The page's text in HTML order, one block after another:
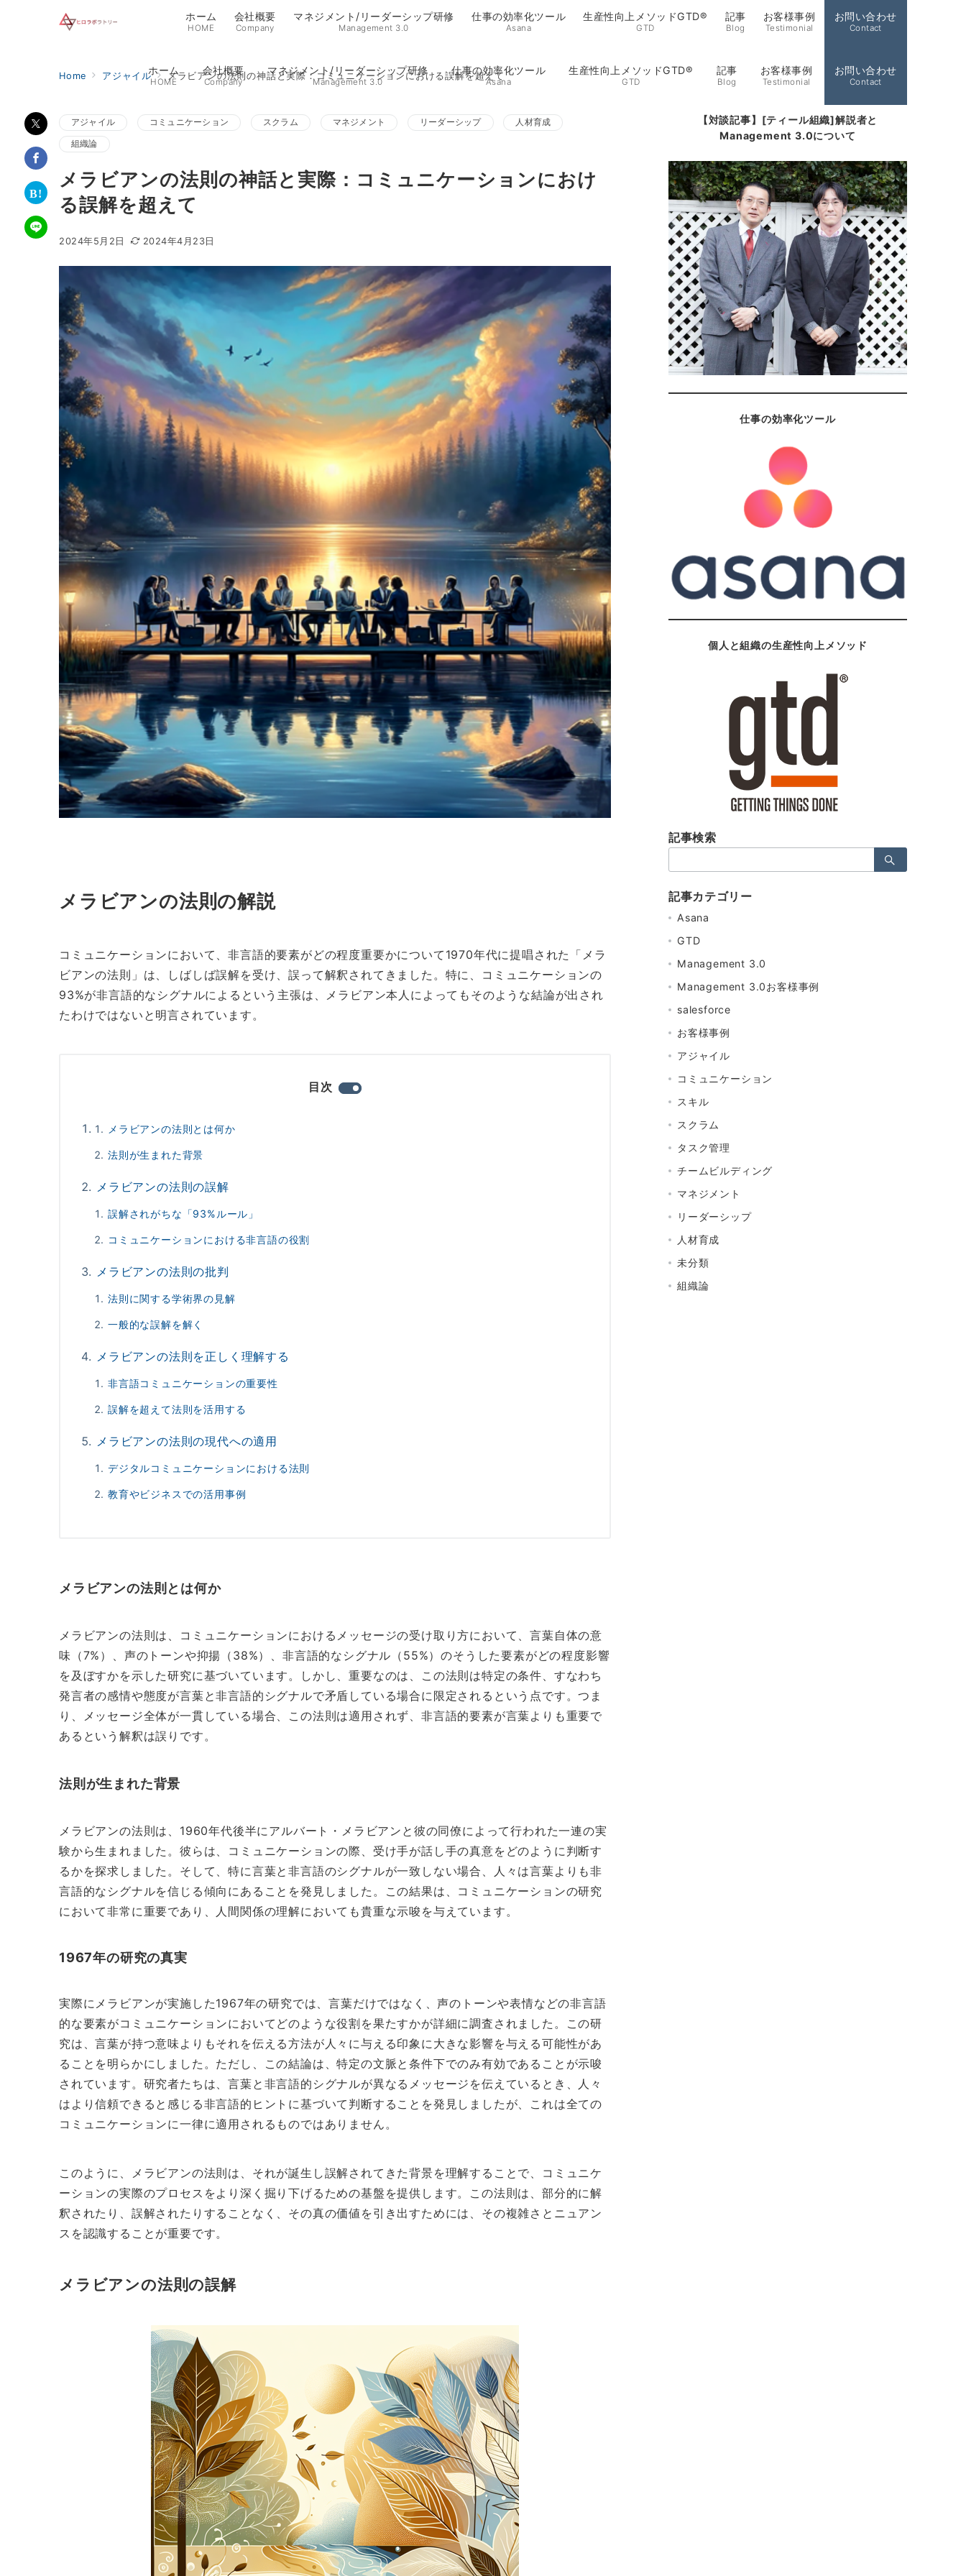
ホーム
HOME
会社概要
Company
マネジメント/リーダーシップ研修
Management 3.0
仕事の効率化ツール
Asana
生産性向上メソッドGTD®
GTD
記事
Blog
お客様事例
Testimonial
お問い合わせ
Contact
ホーム
HOME
会社概要
Company
マネジメント/リーダーシップ研修
Management 3.0
仕事の効率化ツール
Asana
生産性向上メソッドGTD®
GTD
記事
Blog
お客様事例
Testimonial
お問い合わせ
Contact
Home アジャイル メラビアンの法則の神話と実際：コミュニケーションにおける誤解を超えて
アジャイル コミュニケーション スクラム マネジメント リーダーシップ 人材育成
組織論
メラビアンの法則の神話と実際：コミュニケーションにおけ
る誤解を超えて
2024年5月2日 2024年4月23日
メラビアンの法則の解説
コミュニケーションにおいて、非言語的要素がどの程度重要かについて1970年代に提唱された「メラ
ビアンの法則」は、しばしば誤解を受け、誤って解釈されてきました。特に、コミュニケーションの
93%が非言語的なシグナルによるという主張は、メラビアン本人によってもそのような結論が出され
たわけではないと明言されています。
目次
メラビアンの法則とは何か
法則が生まれた背景
メラビアンの法則の誤解
誤解されがちな「93%ルール」
コミュニケーションにおける非言語の役割
メラビアンの法則の批判
法則に関する学術界の見解
一般的な誤解を解く
メラビアンの法則を正しく理解する
非言語コミュニケーションの重要性
誤解を超えて法則を活用する
メラビアンの法則の現代への適用
デジタルコミュニケーションにおける法則
教育やビジネスでの活用事例
メラビアンの法則とは何か
メラビアンの法則は、コミュニケーションにおけるメッセージの受け取り方において、言葉自体の意
味（7%）、声のトーンや抑揚（38%）、非言語的なシグナル（55%）のそうした要素がどの程度影響
を及ぼすかを示した研究に基づいています。しかし、重要なのは、この法則は特定の条件、すなわち
発言者の感情や態度が言葉と非言語的シグナルで矛盾している場合に限定されるという点です。つま
り、メッセージ全体が一貫している場合、この法則は適用されず、非言語的要素が言葉よりも重要で
あるという解釈は誤りです。
法則が生まれた背景
メラビアンの法則は、1960年代後半にアルバート・メラビアンと彼の同僚によって行われた一連の実
験から生まれました。彼らは、コミュニケーションの際、受け手が話し手の真意をどのように判断す
るかを探求しました。そして、特に言葉と非言語のシグナルが一致しない場合、人々は言葉よりも非
言語的なシグナルを信じる傾向にあることを発見しました。この結果は、コミュニケーションの研究
において非常に重要であり、人間関係の理解においても貴重な示唆を与えています。
1967年の研究の真実
実際にメラビアンが実施した1967年の研究では、言葉だけではなく、声のトーンや表情などの非言語
的な要素がコミュニケーションにおいてどのような役割を果たすかが詳細に調査されました。この研
究は、言葉が持つ意味よりもそれを伝える方法が人々に与える印象に大きな影響を与える可能性があ
ることを明らかにしました。ただし、この結論は、特定の文脈と条件下でのみ有効であることが示唆
されています。研究者たちは、言葉と非言語的シグナルが異なるメッセージを伝えているとき、人々
はより信頼できると感じる非言語的ヒントに基づいて判断することを発見しましたが、これは全ての
コミュニケーションに一律に適用されるものではありません。
このように、メラビアンの法則は、それが誕生し誤解されてきた背景を理解することで、コミュニケ
ーションの実際のプロセスをより深く掘り下げるための基盤を提供します。この法則は、部分的に解
釈されたり、誤解されたりすることなく、その真の価値を引き出すためには、その複雑さとニュアン
スを認識することが重要です。
メラビアンの法則の誤解
【対談記事】[ティール組織]解説者と
Management 3.0について
仕事の効率化ツール
個人と組織の生産性向上メソッド
記事検索
索：
記事カテゴリー
Asana
GTD
Management 3.0
Management 3.0お客様事例
salesforce
お客様事例
アジャイル
コミュニケーション
スキル
スクラム
タスク管理
チームビルディング
マネジメント
リーダーシップ
人材育成
未分類
組織論